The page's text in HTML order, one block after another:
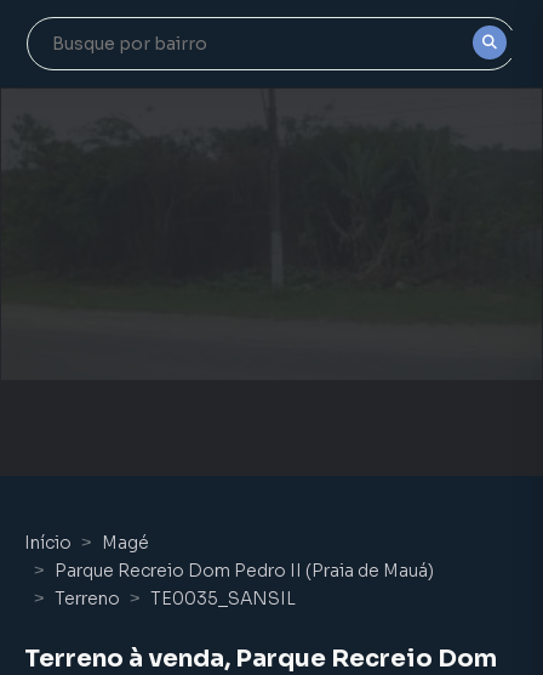
Início
Magé
Parque Recreio Dom Pedro II (Praia de Mauá)
Terreno
TE0035_SANSIL
Terreno à venda, Parque Recreio Dom